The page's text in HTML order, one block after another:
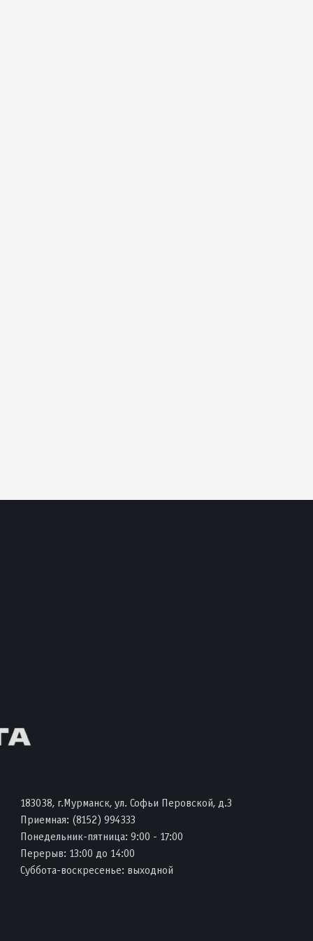
183038, г.Мурманск, ул. Софьи Перовской, д.3
Приемная: (8152) 994333
Понедельник-пятница: 9:00 - 17:00
Перерыв: 13:00 до 14:00
Суббота-воскресенье: выходной